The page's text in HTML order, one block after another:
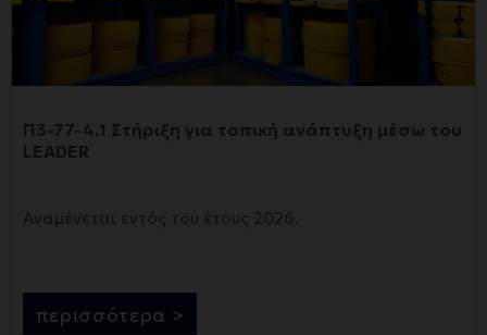
Π3-77-4.1 Στήριξη για τοπική ανάπτυξη μέσω του
LEADER
περισσότερα >